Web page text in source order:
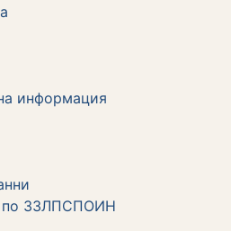
информация
по ЗЗЛПСПОИН